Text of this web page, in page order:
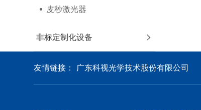
皮秒激光器
非标定制化设备
友情链接： 广东科视光学技术股份有限公司